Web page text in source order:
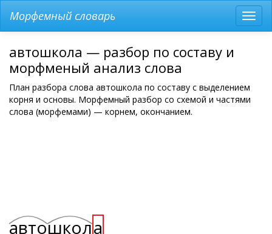
меню
Морфемный словарь
автошкола — разбор по составу и
морфменый анализ слова
План разбора слова автошкола по составу с выделением
корня и основы. Морфемный разбор со схемой и частями
слова (морфемами) — корнем, окончанием.
автошкола